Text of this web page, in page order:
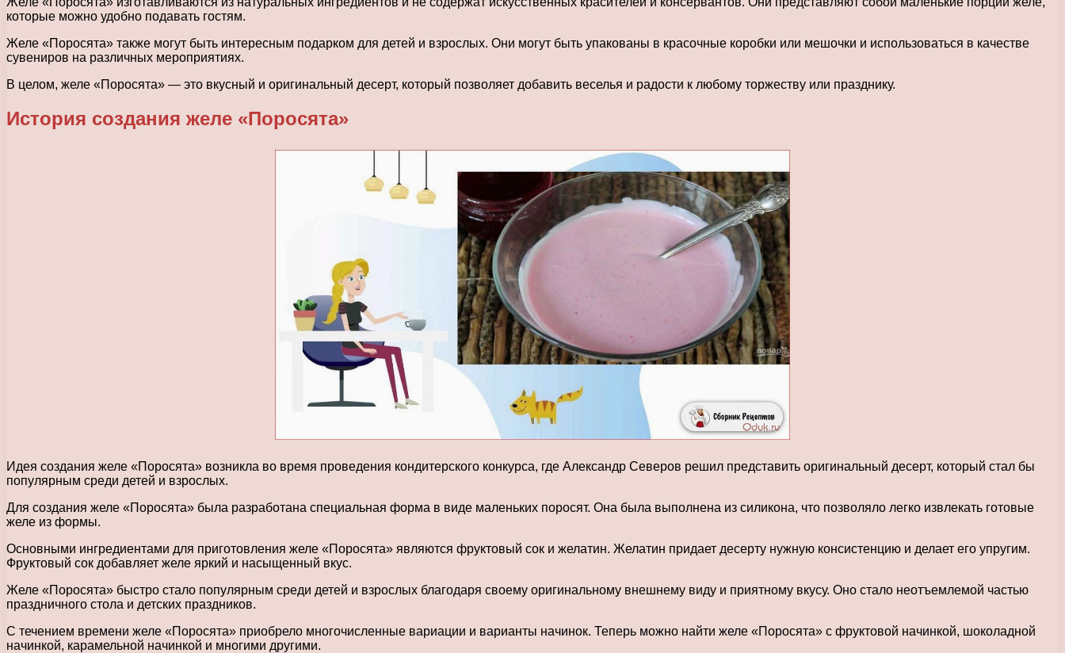
которые можно удобно подавать гостям.
Желе «Поросята» также могут быть интересным подарком для детей и взрослых. Они могут быть упакованы в красочные коробки или мешочки и использоваться в качестве
сувениров на различных мероприятиях.
В целом, желе «Поросята» — это вкусный и оригинальный десерт, который позволяет добавить веселья и радости к любому торжеству или празднику.
История создания желе «Поросята»
Идея создания желе «Поросята» возникла во время проведения кондитерского конкурса, где Александр Северов решил представить оригинальный десерт, который стал бы
популярным среди детей и взрослых.
Для создания желе «Поросята» была разработана специальная форма в виде маленьких поросят. Она была выполнена из силикона, что позволяло легко извлекать готовые
желе из формы.
Основными ингредиентами для приготовления желе «Поросята» являются фруктовый сок и желатин. Желатин придает десерту нужную консистенцию и делает его упругим.
Фруктовый сок добавляет желе яркий и насыщенный вкус.
Желе «Поросята» быстро стало популярным среди детей и взрослых благодаря своему оригинальному внешнему виду и приятному вкусу. Оно стало неотъемлемой частью
праздничного стола и детских праздников.
С течением времени желе «Поросята» приобрело многочисленные вариации и варианты начинок. Теперь можно найти желе «Поросята» с фруктовой начинкой, шоколадной
начинкой, карамельной начинкой и многими другими.